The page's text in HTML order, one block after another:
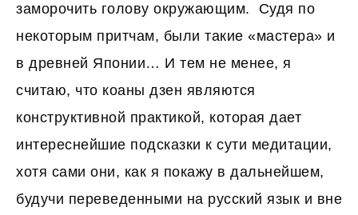
заморочить голову окружающим. Судя по
некоторым притчам, были такие «мастера» и
в древней Японии… И тем не менее, я
считаю, что коаны дзен являются
конструктивной практикой, которая дает
интереснейшие подсказки к сути медитации,
хотя сами они, как я покажу в дальнейшем,
будучи переведенными на русский язык и вне